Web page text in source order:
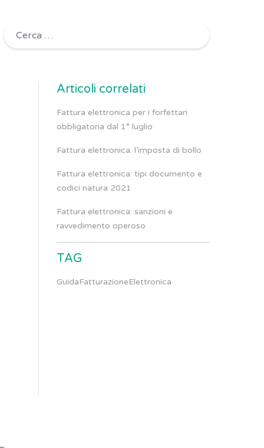
Ricerca per:
Articoli correlati
Fattura elettronica per i forfettari
obbligatoria dal 1° luglio
Fattura elettronica: l’imposta di bollo
Fattura elettronica: tipi documento e
codici natura 2021
Fattura elettronica: sanzioni e
ravvedimento operoso
TAG
GuidaFatturazioneElettronica